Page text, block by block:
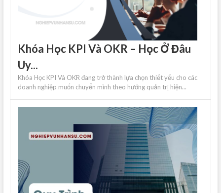
Khóa Học KPI Và OKR – Học Ở Đâu
Uy...
Khóa Học KPI Và OKR đang trở thành lựa chọn thiết yếu cho các
doanh nghiệp muốn chuyển mình theo hướng quản trị hiện...